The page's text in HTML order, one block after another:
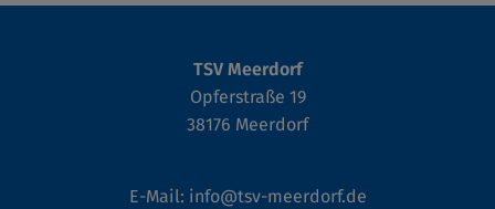
TSV Meerdorf
Opferstraße 19
38176 Meerdorf
E-Mail: info@tsv-meerdorf.de